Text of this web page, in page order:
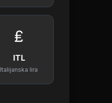
₤
ITL
Italijanska lira